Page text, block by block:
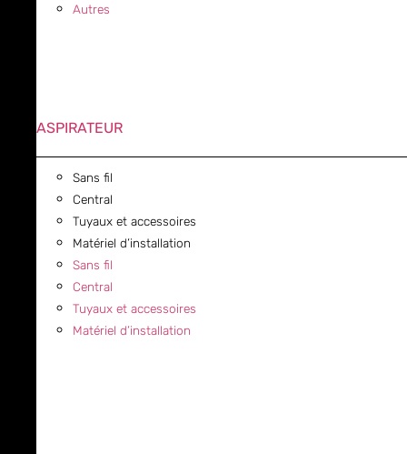
Autres
ASPIRATEUR
Sans fil
Central
Tuyaux et accessoires
Matériel d’installation
Sans fil
Central
Tuyaux et accessoires
Matériel d’installation